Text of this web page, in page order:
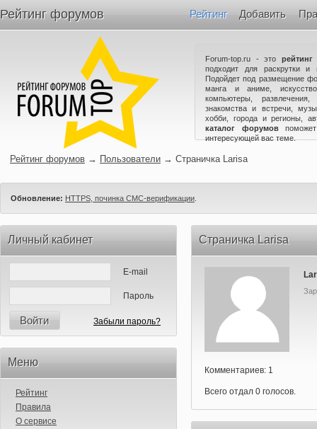
Рейтинг форумов Рейтинг Добавить
Forum-top.ru - это
подходит для раскрутки и
Подойдет под размещение
манга и аниме,
компьютеры,
знакомства и встречи,
хобби, города и регионы,
каталог форумов
интересующей вас теме.
Рейтинг форумов → Пользователи → Страничка Larisa
Обновление: HTTPS, починка СМС-верификации
Личный кабинет
E-mail
Пароль
Войти Забыли пароль?
Меню
Рейтинг
Правила
О сервисе
Страничка Larisa
Комментариев: 1
Всего отдал 0 голосов.